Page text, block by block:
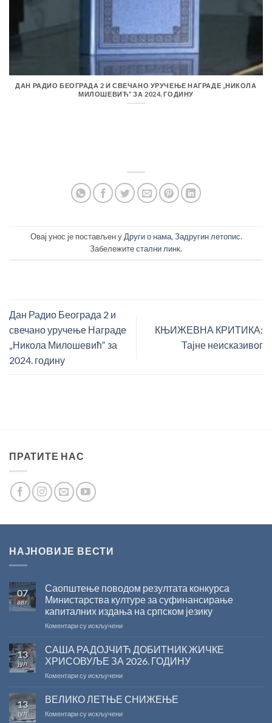
ДАН РАДИО БЕОГРАДА 2 И СВЕЧАНО УРУЧЕЊЕ НАГРАДЕ „НИКОЛА
МИЛОШЕВИЋ“ ЗА 2024. ГОДИНУ
Овај унос је постављен у Други о нама, Задругин летопис.
Забележитестални линк.
Дан Радио Београда 2 и
свечано уручење Награде
„Никола Милошевић“ за
2024. годину
КЊИЖЕВНА КРИТИКА:
Тајне неисказивог
ПРАТИТЕ НАС
НАЈНОВИЈЕ ВЕСТИ
07
авг
Саопштење поводом резултата конкурса
Министарства културе за суфинансирање
капиталних издања на српском језику
Коментари су искљученина
поводом
резултата
конкурса
Министарства
за
капиталних
13
јул
САША РАДОЈЧИЋ ДОБИТНИК ЖИЧКЕ
ХРИСОВУЉЕ ЗА 2026. ГОДИНУ
Коментари су искљученина
РАДОЈЧИЋ
ЖИЧКЕ
13
јул
ВЕЛИКО ЛЕТЊЕ СНИЖЕЊЕ
Коментари су искљученина